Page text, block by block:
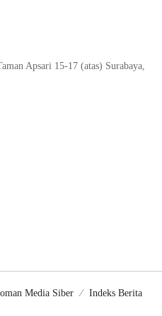
Apsari 15-17 (atas) Surabaya,
Media Siber Indeks Berita